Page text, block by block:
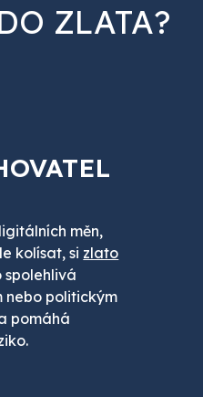
ZLATA?
měn,
kolísat, si zlato
spolehlivá
nebo politickým
pomáhá